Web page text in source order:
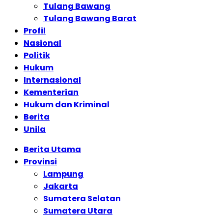
Tulang Bawang
Tulang Bawang Barat
Profil
Nasional
Politik
Hukum
Internasional
Kementerian
Hukum dan Kriminal
Berita
Unila
Berita Utama
Provinsi
Lampung
Jakarta
Sumatera Selatan
Sumatera Utara